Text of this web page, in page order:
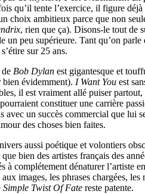
qu’il tente l’exercice, il figure
choix ambitieux parce que non
, rien que ça). Disons-le tout de
un peu supérieure. Tant qu’on
sur 25 ans.
Bob Dylan est gigantesque et
bien évidemment). I Want You est
il est vraiment allé puiser
constituer une carrière
avec un succès commercial que lui
des choses bien faites.
aussi poétique et volontiers
bien des artistes français des
à complétement dénaturer l’artiste
images, les phrases chargées,
Simple Twist Of Fate reste patente.